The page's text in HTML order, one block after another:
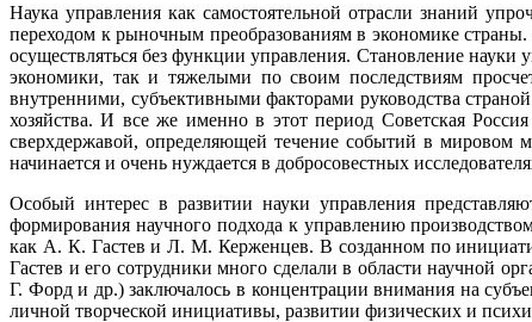
Наука управления как самостоятельной отрасли знаний
переходом к рыночным преобразованиям в экономике страны.
осуществляться без функции управления. Становление
экономики, так и тяжелыми по своим последствиям
внутренними, субъективными факторами руководства
хозяйства. И все же именно в этот период Советская
сверхдержавой, определяющей течение событий в мировом
начинается и очень нуждается в добросовестных
Особый интерес в развитии науки управления
формирования научного подхода к управлению
как А. К. Гастев и Л. М. Керженцев. В созданном по
Гастев и его сотрудники много сделали в области научной
Г. Форд и др.) заключалось в концентрации внимания на
личной творческой инициативы, развитии физических и